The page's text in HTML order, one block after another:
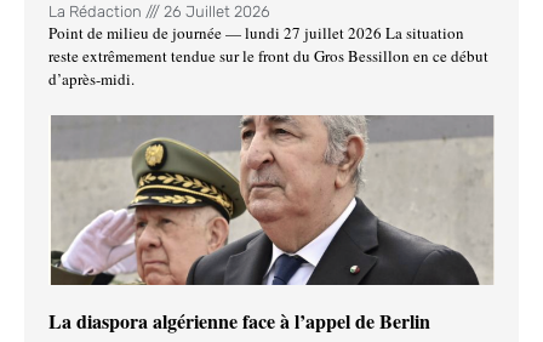
La Rédaction 26 Juillet 2026
Point de milieu de journée — lundi 27 juillet 2026 La situation
reste extrêmement tendue sur le front du Gros Bessillon en ce début
d’après-midi.
La diaspora algérienne face à l’appel de Berlin